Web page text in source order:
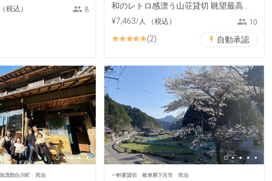
（税込） 8
和のレトロ感漂う山荘貸切 眺望最高 岩
風呂 BBQキャンプ
¥7,463/人 （税込） 10
2 自動承認
茂郡白川町 民泊 一軒家貸切 岐阜県下呂市 民泊